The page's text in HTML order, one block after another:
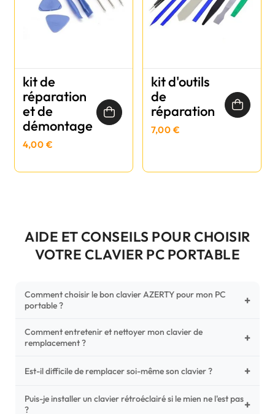
kit de
réparation
et de
démontage
4,00 €
kit d'outils
de
réparation
7,00 €
AIDE ET CONSEILS POUR CHOISIR
VOTRE CLAVIER PC PORTABLE
Comment choisir le bon clavier AZERTY pour mon PC
portable ?
+
Pour ne pas vous tromper, vérifiez trois points critiques sur
votre clavier d'origine : la disposition (AZERTY Français), la
photos HD) et l'emplacement des fixations (vis ou clips) au
Comment entretenir et nettoyer mon clavier de
remplacement ?
+
Un entretien régulier prolonge la vie de vos touches.
poussières sous les mécanismes. Pour le nettoyage,
privilégiez un chiffon microfibre très légèrement humide.
Est-il difficile de remplacer soi-même son clavier ? +
C'est une réparation accessible et très économique ! La
Puis-je installer un clavier rétroéclairé si le mien ne l'est pas
?
+